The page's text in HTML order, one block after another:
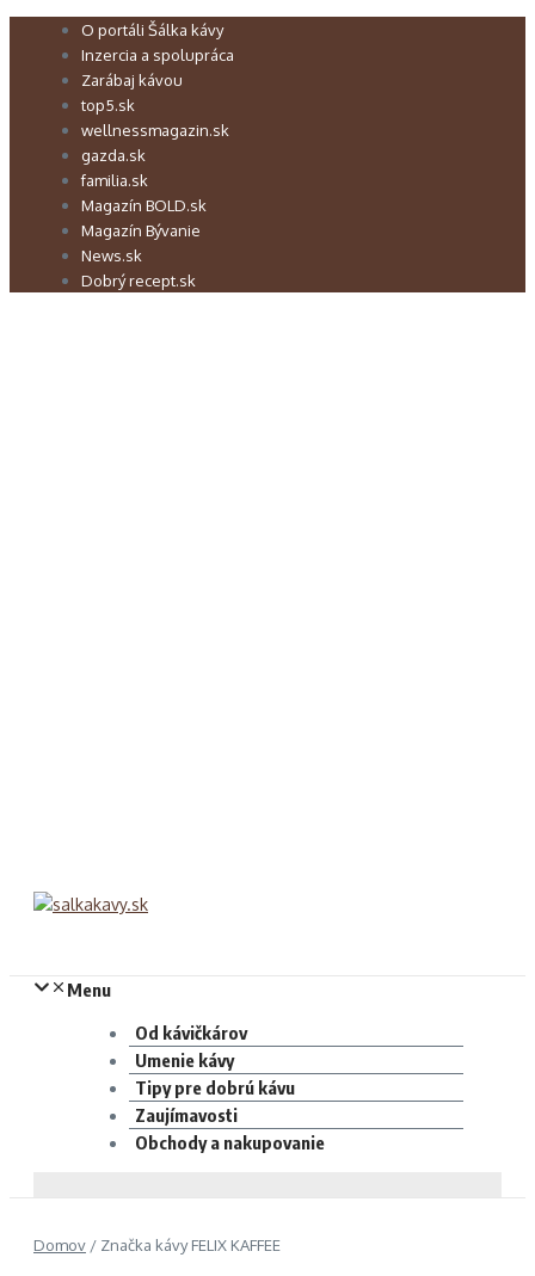
Preskočiť O portáli Šálka kávy
Inzercia a spolupráca
Zarábaj kávou
top5.sk
wellnessmagazin.sk
gazda.sk
familia.sk
Magazín BOLD.sk
Magazín Bývanie
News.sk
Dobrý recept.sk
Menu
Od kávičkárov
Umenie kávy
Tipy pre dobrú kávu
Zaujímavosti
Obchody a nakupovanie
Domov / Značka kávy FELIX KAFFEE